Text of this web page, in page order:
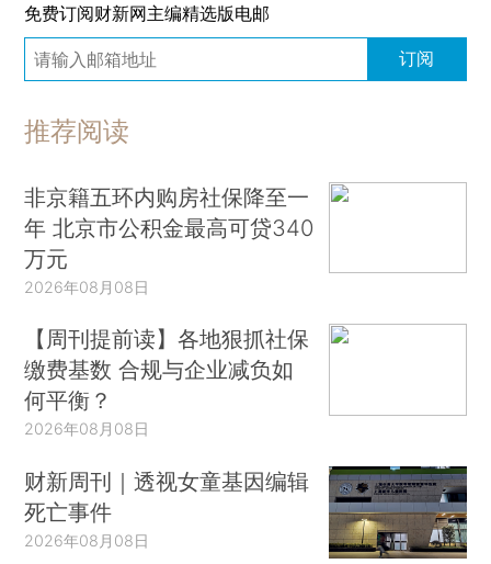
免费订阅财新网主编精选版电邮
订阅
推荐阅读
非京籍五环内购房社保降至一
年 北京市公积金最高可贷340
万元
2026年08月08日
【周刊提前读】各地狠抓社保
缴费基数 合规与企业减负如
何平衡？
2026年08月08日
财新周刊｜透视女童基因编辑
死亡事件
2026年08月08日